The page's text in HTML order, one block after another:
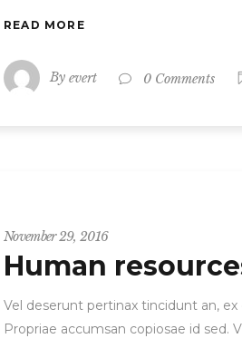
READ MORE
By evert 0 Comments
November 29, 2016
Human
Vel deserunt pertinax tincidunt an,
Propriae accumsan copiosae id